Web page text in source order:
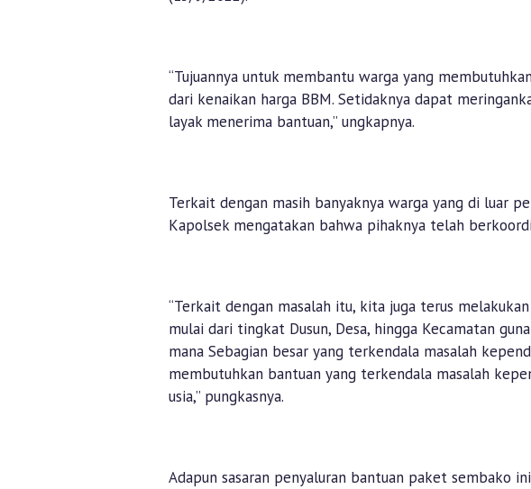
“Tujuannya untuk membantu warga yang
dari kenaikan harga BBM. Setidaknya dapat
layak menerima bantuan,” ungkapnya.
Terkait dengan masih banyaknya warga yang di luar
Kapolsek mengatakan bahwa pihaknya telah
“Terkait dengan masalah itu, kita juga terus
mulai dari tingkat Dusun, Desa, hingga Kecamatan
mana Sebagian besar yang terkendala masalah
membutuhkan bantuan yang terkendala masalah
usia,” pungkasnya.
Adapun sasaran penyaluran bantuan paket sembako